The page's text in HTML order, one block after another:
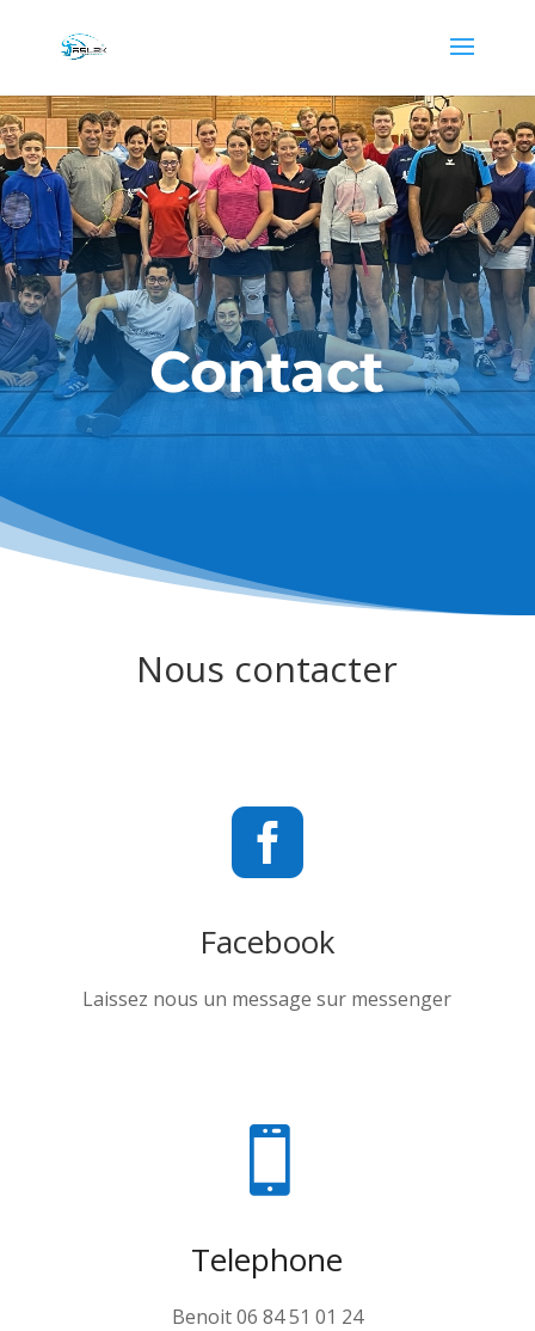
Contact
Nous contacter

Facebook
Laissez nous un message sur messenger

Telephone
Benoit 06 84 51 01 24